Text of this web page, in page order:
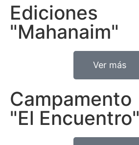
Ediciones
"Mahanaim"
Ver más
Campamento
"El Encuentro"